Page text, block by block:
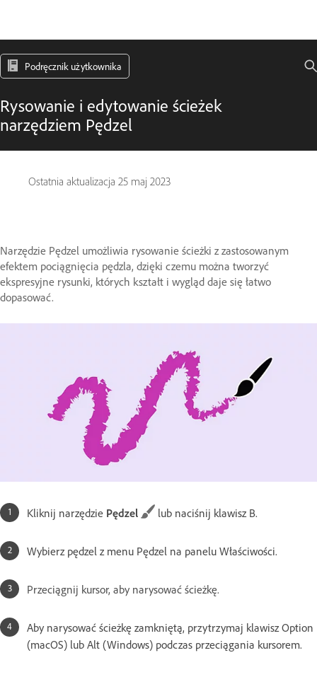
Podręcznik użytkownika
Rysowanie i edytowanie ścieżek
narzędziem Pędzel
Ostatnia aktualizacja 25 maj 2023
Narzędzie Pędzel umożliwia rysowanie ścieżki z zastosowanym
efektem pociągnięcia pędzla, dzięki czemu można tworzyć
ekspresyjne rysunki, których kształt i wygląd daje się łatwo
dopasować.
Kliknij narzędzie Pędzel lub naciśnij klawisz B.
Wybierz pędzel z menu Pędzel na panelu Właściwości.
Przeciągnij kursor, aby narysować ścieżkę.
Aby narysować ścieżkę zamkniętą, przytrzymaj klawisz Option
(macOS) lub Alt (Windows) podczas przeciągania kursorem.